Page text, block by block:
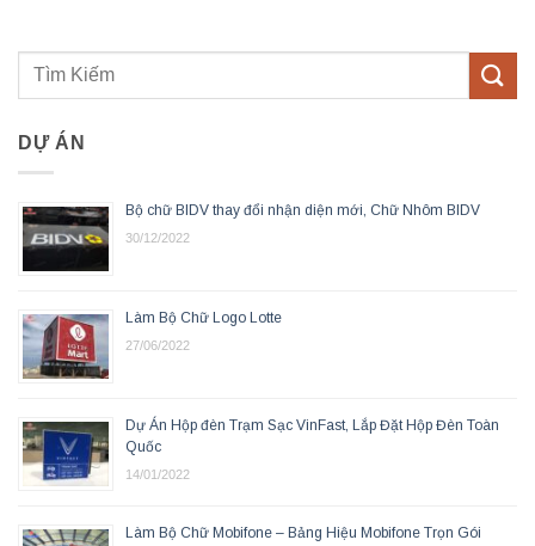
DỰ ÁN
Bộ chữ BIDV thay đổi nhận diện mới, Chữ Nhôm BIDV
30/12/2022
Làm Bộ Chữ Logo Lotte
27/06/2022
Dự Án Hộp đèn Trạm Sạc VinFast, Lắp Đặt Hộp Đèn Toàn
Quốc
14/01/2022
Làm Bộ Chữ Mobifone – Bảng Hiệu Mobifone Trọn Gói